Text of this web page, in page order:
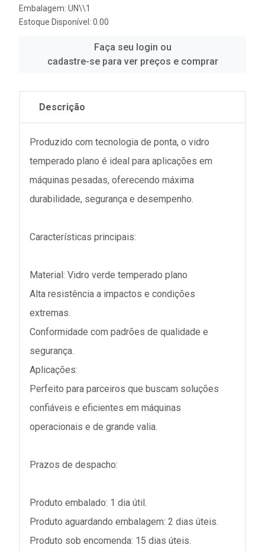
Embalagem: UN\\1
Estoque Disponível: 0.00
Faça seu login ou
cadastre-se para ver preços e comprar
Descrição
Produzido com tecnologia de ponta, o vidro
temperado plano é ideal para aplicações em
máquinas pesadas, oferecendo máxima
durabilidade, segurança e desempenho.
Características principais:
Material: Vidro verde temperado plano
Alta resistência a impactos e condições
extremas.
Conformidade com padrões de qualidade e
segurança.
Aplicações:
Perfeito para parceiros que buscam soluções
confiáveis e eficientes em máquinas
operacionais e de grande valia.
Prazos de despacho:
Produto embalado: 1 dia útil.
Produto aguardando embalagem: 2 dias úteis.
Produto sob encomenda: 15 dias úteis.